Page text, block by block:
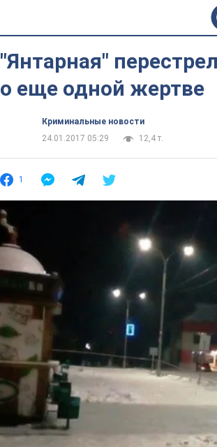
"Янтарная"
о еще одной жертве
Криминальные новости
24.01.2017 05:29
12,4 т.
1